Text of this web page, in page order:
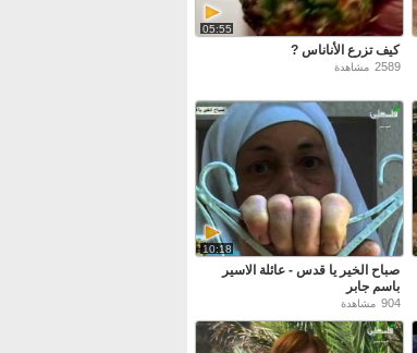
05:55
كيف تزرع الأناناس ?
2589 مشاهدة
10:18
صباح الخير يا قدس - عائلة الاسير
باسم جابر
904 مشاهدة